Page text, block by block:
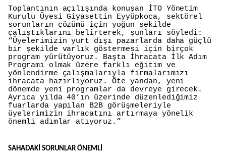
Toplantının açılışında konuşan İTO Yönetim
Kurulu Üyesi Giyasettin Eyyüpkoca, sektörel
sorunların çözümü için yoğun şekilde
çalıştıklarını belirterek, şunları söyledi:
“Üyelerimizin yurt dışı pazarlarda daha güçlü
bir şekilde varlık göstermesi için birçok
program yürütüyoruz. Başta İhracata İlk Adım
Programı olmak üzere farklı eğitim ve
yönlendirme çalışmalarıyla firmalarımızı
ihracata hazırlıyoruz. Öte yandan, yeni
dönemde yeni programlar da devreye girecek.
Ayrıca yılda 40’ın üzerinde düzenlediğimiz
fuarlarda yapılan B2B görüşmeleriyle
üyelerimizin ihracatını artırmaya yönelik
önemli adımlar atıyoruz.”
SAHADAKİ SORUNLAR ÖNEMLİ